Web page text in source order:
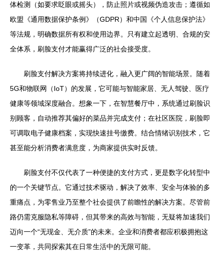
体检测（如要求眨眼或摇头），防止照片或视频伪造攻击；遵循如
欧盟《通用数据保护条例》（GDPR）和中国《个人信息保护法》
等法规，明确数据所有权和使用边界。只有建立起透明、合规的安
全体系，刷脸支付才能赢得广泛的社会接受度。
刷脸支付解决方案将持续进化，融入更广阔的智能场景。随着
5G和物联网（IoT）的发展，它可能与智能家居、无人驾驶、医疗
健康等领域深度融合。想象一下，在智慧餐厅中，系统通过刷脸识
别顾客，自动推荐其偏好的菜品并完成支付；在社区医院，刷脸即
可调取电子健康档案，实现快速挂号缴费。结合情绪识别技术，它
甚至能分析消费者满意度，为商家提供实时反馈。
刷脸支付不仅代表了一种便捷的支付方式，更是数字化转型中
的一个关键节点。它通过技术驱动，解决了效率、安全与体验的多
重痛点，为零售业乃至整个社会提供了前瞻性的解决方案。尽管前
路仍需克服隐私等障碍，但其带来的高效与智能，无疑将加速我们
迈向一个“无现金、无介质”的未来。企业和消费者都应积极拥抱这
一变革，共同探索其在日常生活中的无限可能。